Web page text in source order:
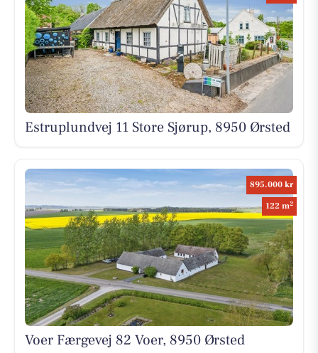
Estruplundvej 11 Store Sjørup, 8950 Ørsted
895.000 kr
122 m2
Voer Færgevej 82 Voer, 8950 Ørsted